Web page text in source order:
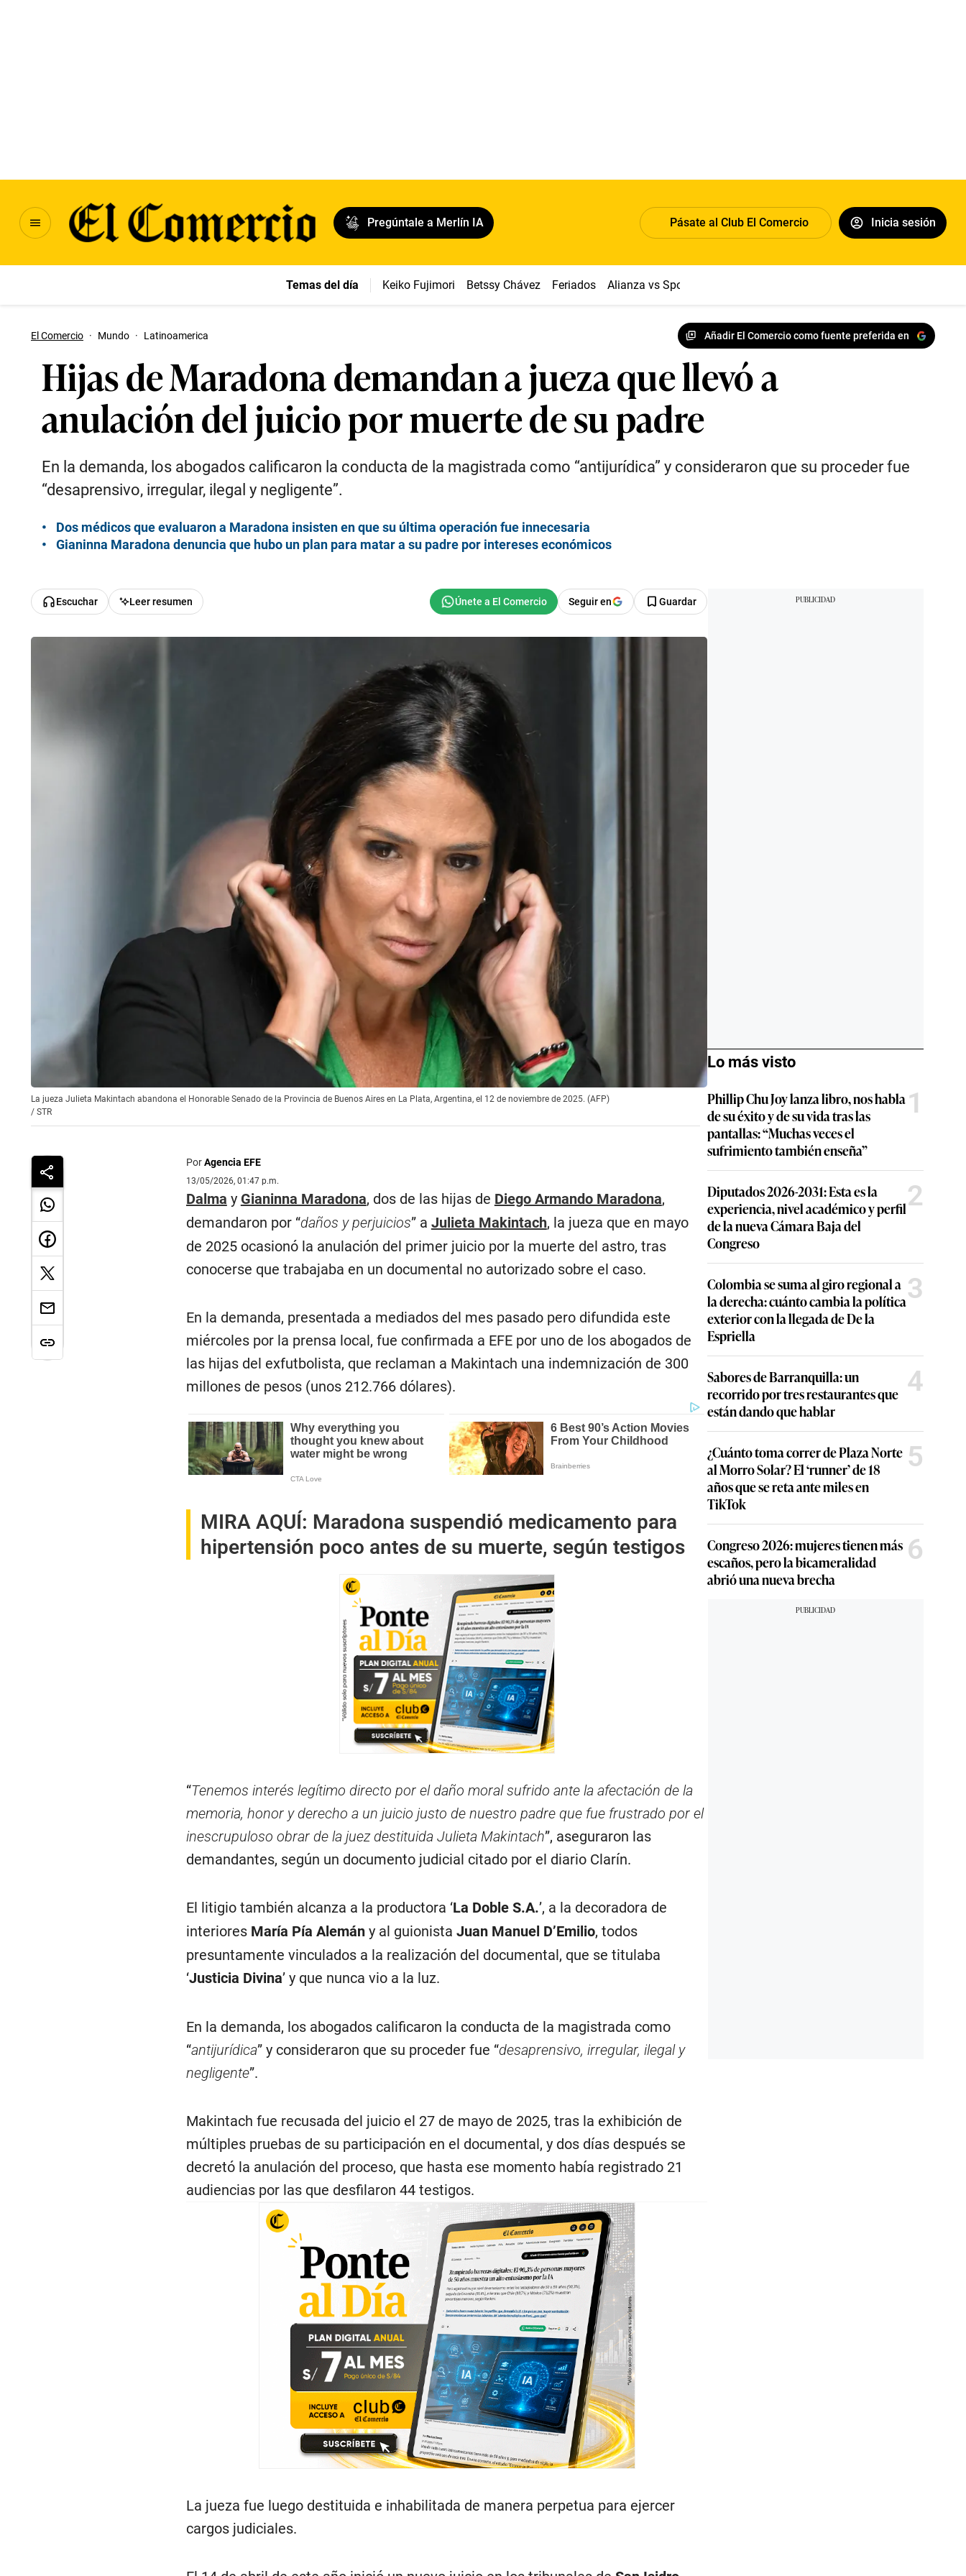
Pregúntale a Merlín IA Pásate al Club El Comercio Inicia sesión
Temas del día Keiko Fujimori Betssy Chávez Feriados Alianza vs Sport Boys
El Comercio · Mundo · Latinoamerica Añadir El Comercio como fuente preferida en
Hijas de Maradona demandan a jueza que llevó a
anulación del juicio por muerte de su padre
En la demanda, los abogados calificaron la conducta de la magistrada como “antijurídica” y consideraron que su proceder fue
“desaprensivo, irregular, ilegal y negligente”.
Dos médicos que evaluaron a Maradona insisten en que su última operación fue innecesaria
Gianinna Maradona denuncia que hubo un plan para matar a su padre por intereses económicos
Escuchar Leer resumen Seguir en Guardar
La jueza Julieta Makintach abandona el Honorable Senado de la Provincia de Buenos Aires en La Plata, Argentina, el 12 de noviembre de 2025. (AFP)
/ STR
PorAgencia EFE
13/05/2026, 01:47 p.m.
Dalma y Gianinna Maradona, dos de las hijas de Diego Armando Maradona,
demandaron por “daños y perjuicios” a Julieta Makintach, la jueza que en mayo
de 2025 ocasionó la anulación del primer juicio por la muerte del astro, tras
conocerse que trabajaba en un documental no autorizado sobre el caso.
En la demanda, presentada a mediados del mes pasado pero difundida este
miércoles por la prensa local, fue confirmada a EFE por uno de los abogados de
las hijas del exfutbolista, que reclaman a Makintach una indemnización de 300
millones de pesos (unos 212.766 dólares).
MIRA AQUÍ: Maradona suspendió medicamento para
hipertensión poco antes de su muerte, según testigos
“Tenemos interés legítimo directo por el daño moral sufrido ante la afectación de la
memoria, honor y derecho a un juicio justo de nuestro padre que fue frustrado por el
inescrupuloso obrar de la juez destituida Julieta Makintach”, aseguraron las
demandantes, según un documento judicial citado por el diario Clarín.
El litigio también alcanza a la productora ‘La Doble S.A.’, a la decoradora de
interiores María Pía Alemány al guionista Juan Manuel D’Emilio, todos
presuntamente vinculados a la realización del documental, que se titulaba
‘Justicia Divina’ y que nunca vio a la luz.
En la demanda, los abogados calificaron la conducta de la magistrada como
“antijurídica” y consideraron que su proceder fue “desaprensivo, irregular, ilegal y
negligente”.
Makintach fue recusada del juicio el 27 de mayo de 2025, tras la exhibición de
múltiples pruebas de su participación en el documental, y dos días después se
decretó la anulación del proceso, que hasta ese momento había registrado 21
audiencias por las que desfilaron 44 testigos.
La jueza fue luego destituida e inhabilitada de manera perpetua para ejercer
cargos judiciales.
Lo más visto
Phillip Chu Joy lanza libro, nos habla
de su éxito y de su vida tras las
pantallas: “Muchas veces el
sufrimiento también enseña”
1
Diputados 2026-2031: Esta es la
experiencia, nivel académico y perfil
de la nueva Cámara Baja del
Congreso
2
Colombia se suma al giro regional a
la derecha: cuánto cambia la política
exterior con la llegada de De la
Espriella
3
Sabores de Barranquilla: un
recorrido por tres restaurantes que
están dando que hablar
4
¿Cuánto toma correr de Plaza Norte
al Morro Solar? El ‘runner’ de 18
años que se reta ante miles en
TikTok
5
Congreso 2026: mujeres tienen más
escaños, pero la bicameralidad
abrió una nueva brecha
6